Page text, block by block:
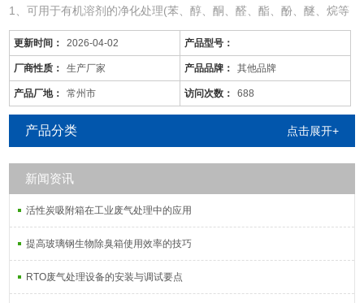
1、可用于有机溶剂的净化处理(苯、醇、酮、醛、酯、酚、醚、烷等
混合有机废气)。
2、适用于电线、电缆、漆包线、机械、电机、化工、仪表、汽车、
自行车、摩托车、发动机、磁带、塑料、家用电器等行业的有机废气
净化。
3、可用于各种烘道、印铁制罐、表面喷涂。印刷油墨、机电绝缘处
理、皮鞋粘胶等烘干线，净化各工序产生的有机
更新时间： 2026-04-02 产品型号：
厂商性质： 生产厂家 产品品牌： 其他品牌
产品厂地： 常州市 访问次数： 688
产品分类 点击展开+
新闻资讯
活性炭吸附箱在工业废气处理中的应用
提高玻璃钢生物除臭箱使用效率的技巧
RTO废气处理设备的安装与调试要点